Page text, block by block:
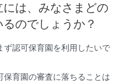
は、みなさまどの
のでしょうか？
ず認可保育園を利用したいで
保育園の審査に落ちることは